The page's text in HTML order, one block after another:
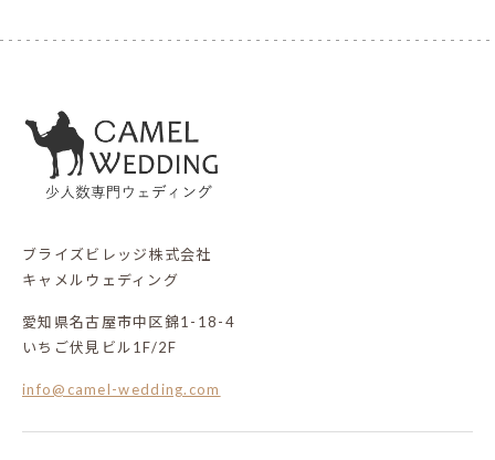
ブライズビレッジ株式会社
キャメルウェディング
愛知県名古屋市中区錦1-18-4
いちご伏見ビル1F/2F
info@camel-wedding.com